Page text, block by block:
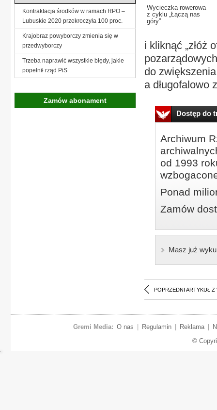
Wycieczka rowerowa
z cyklu „Łączą nas
góry”
i kliknąć „złóż
do
a długofalowo
Dostęp do
Archiwum
od 1993
Ponad
Zamów
Masz już
POPRZEDNI ARTYKUŁ Z
Kontraktacja środków w ramach RPO –
Lubuskie 2020 przekroczyła 100 proc.
Krajobraz powyborczy zmienia się w
przedwyborczy
Trzeba naprawić wszystkie błędy, jakie
popełnił rząd PiS
Zamów abonament
Gremi Media: O nas Regulamin Reklama
©